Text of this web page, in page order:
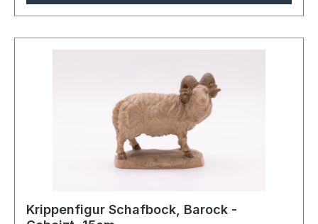
Krippenfigur Schafbock, Barock -